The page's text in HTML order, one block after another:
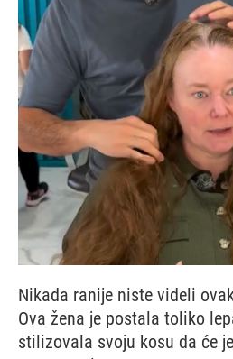
Nikada ranije niste videli
Ova žena je postala toliko
stilizovala svoju kosu da će